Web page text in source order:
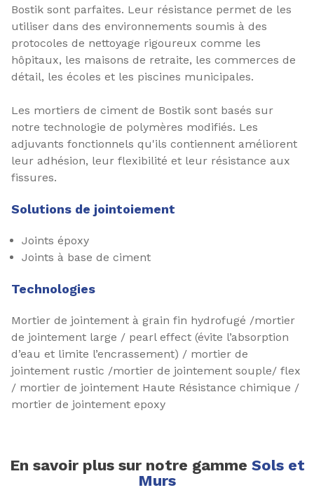
Bostik sont parfaites. Leur résistance permet de les
utiliser dans des environnements soumis à des
protocoles de nettoyage rigoureux comme les
hôpitaux, les maisons de retraite, les commerces de
détail, les écoles et les piscines municipales.
Les mortiers de ciment de Bostik sont basés sur
notre technologie de polymères modifiés. Les
adjuvants fonctionnels qu'ils contiennent améliorent
leur adhésion, leur flexibilité et leur résistance aux
fissures.
Solutions de jointoiement
Joints époxy
Joints à base de ciment
Technologies
Mortier de jointement à grain fin hydrofugé /mortier
de jointement large / pearl effect (évite l’absorption
d’eau et limite l’encrassement) / mortier de
jointement rustic /mortier de jointement souple/ flex
/ mortier de jointement Haute Résistance chimique /
mortier de jointement epoxy
En savoir plus sur notre gamme Sols et
Murs